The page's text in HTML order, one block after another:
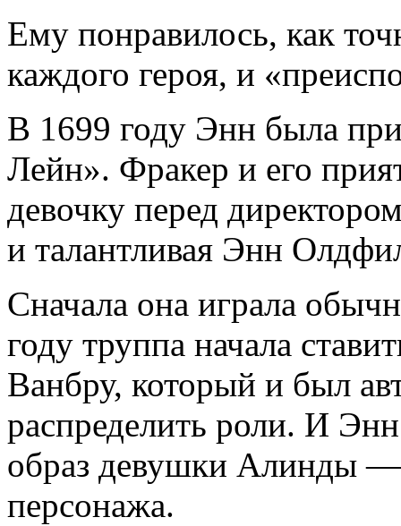
Ему понравилось, как
каждого героя, и
В 1699 году Энн была
Лейн». Фракер и его
девочку перед
и талантливая Энн
Сначала она играла
году труппа начала
Ванбру, который и был
распределить роли. И Энн
образ девушки Алинды —
персонажа.